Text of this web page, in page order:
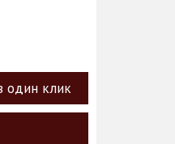
один клик